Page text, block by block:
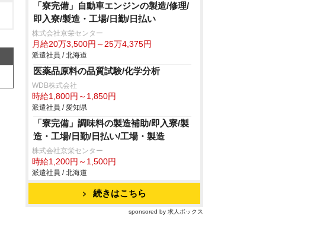
「寮完備」自動車エンジンの製造/修理/
即入寮/製造・工場/日勤/日払い
株式会社京栄センター
月給20万3,500円～25万4,375円
派遣社員 / 北海道
医薬品原料の品質試験/化学分析
WDB株式会社
時給1,800円～1,850円
派遣社員 / 愛知県
「寮完備」調味料の製造補助/即入寮/製
造・工場/日勤/日払い/工場・製造
株式会社京栄センター
時給1,200円～1,500円
派遣社員 / 北海道
続きはこちら
sponsored by 求人ボックス